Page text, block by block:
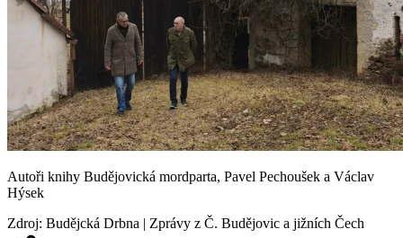
Autoři knihy Budějovická mordparta, Pavel Pechoušek a Václav
Hýsek
Zdroj: Budějcká Drbna | Zprávy z Č. Budějovic a jižních Čech